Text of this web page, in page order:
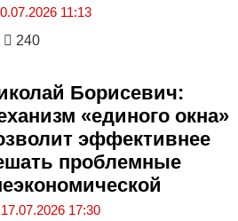
11:13
240
Борисевич:
«единого окна»
эффективнее
проблемные
17.07.2026 17:30